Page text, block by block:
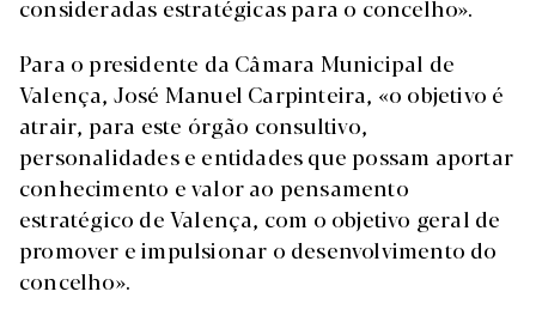
consideradas estratégicas para o concelho».
Para o presidente da Câmara Municipal de
Valença, José Manuel Carpinteira, «o objetivo é
atrair, para este órgão consultivo,
personalidades e entidades que possam aportar
conhecimento e valor ao pensamento
estratégico de Valença, com o objetivo geral de
promover e impulsionar o desenvolvimento do
concelho».